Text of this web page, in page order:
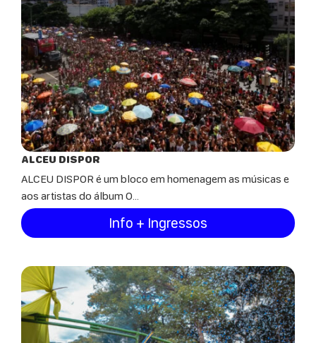
ALCEU DISPOR
ALCEU DISPOR é um bloco em homenagem as músicas e
aos artistas do álbum O...
Info + Ingressos